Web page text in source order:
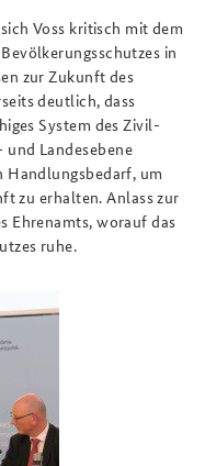
Voss kritisch mit dem
in
zur Zukunft des
deutlich, dass
System des Zivil-
Landesebene
Handlungsbedarf, um
zu erhalten. Anlass zur
Ehrenamts, worauf das
ruhe.